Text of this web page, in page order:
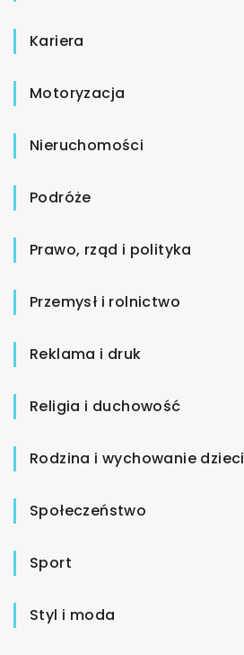
Kariera
Motoryzacja
Nieruchomości
Podróże
Prawo, rząd i polityka
Przemysł i rolnictwo
Reklama i druk
Religia i duchowość
Rodzina i wychowanie dzieci
Społeczeństwo
Sport
Styl i moda